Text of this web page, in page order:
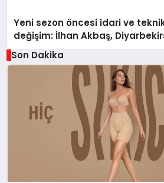
Yeni sezon öncesi idari ve
değişim: İlhan Akbaş,
Son Dakika